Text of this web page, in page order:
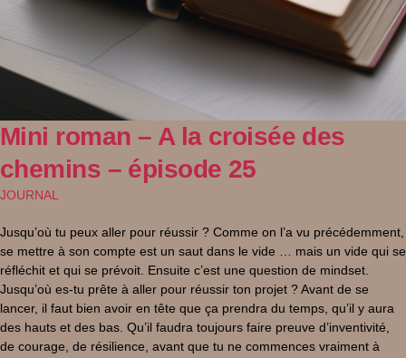
Mini roman – A la croisée des
chemins – épisode 25
JOURNAL
Jusqu’où tu peux aller pour réussir ? Comme on l’a vu précédemment,
se mettre à son compte est un saut dans le vide … mais un vide qui se
réfléchit et qui se prévoit. Ensuite c’est une question de mindset.
Jusqu’où es-tu prête à aller pour réussir ton projet ? Avant de se
lancer, il faut bien avoir en tête que ça prendra du temps, qu’il y aura
des hauts et des bas. Qu’il faudra toujours faire preuve d’inventivité,
de courage, de résilience, avant que tu ne commences vraiment à